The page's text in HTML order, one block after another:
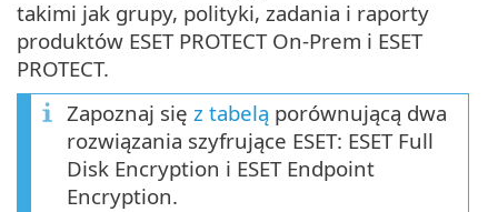
takimi jak grupy, polityki, zadania i raporty
produktów ESET PROTECT On-Prem i ESET
PROTECT.
Zapoznaj się z tabelą porównującą dwa
rozwiązania szyfrujące ESET: ESET Full
Disk Encryption i ESET Endpoint
Encryption.